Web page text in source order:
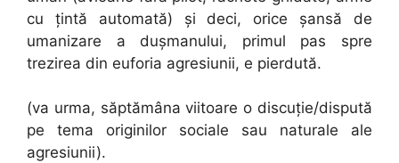
cu țintă automată) și deci, orice șansă de
umanizare a dușmanului, primul pas spre
trezirea din euforia agresiunii, e pierdută.
(va urma, săptămâna viitoare o discuție/dispută
pe tema originilor sociale sau naturale ale
agresiunii).